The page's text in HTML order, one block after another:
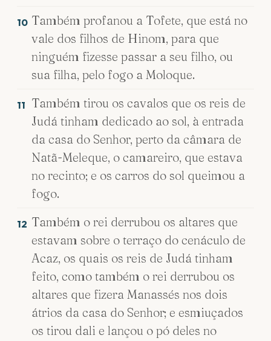
10 Também profanou a Tofete, que está no
vale dos filhos de Hinom, para que
ninguém fizesse passar a seu filho, ou
sua filha, pelo fogo a Moloque.
11 Também tirou os cavalos que os reis de
Judá tinham dedicado ao sol, à entrada
da casa do Senhor, perto da câmara de
Natã-Meleque, o camareiro, que estava
no recinto; e os carros do sol queimou a
fogo.
12 Também o rei derrubou os altares que
estavam sobre o terraço do cenáculo de
Acaz, os quais os reis de Judá tinham
feito, como também o rei derrubou os
altares que fizera Manassés nos dois
átrios da casa do Senhor; e esmiuçados
os tirou dali e lançou o pó deles no